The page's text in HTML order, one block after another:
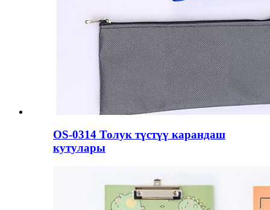
OS-0314 Толук түстүү карандаш
кутулары